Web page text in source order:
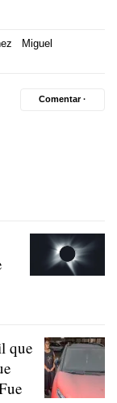
Miguel
Comentar ·
que